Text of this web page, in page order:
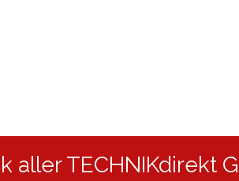
aller TECHNIKdirekt